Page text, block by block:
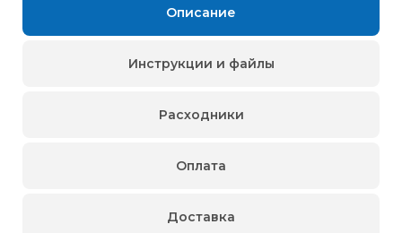
Описание
Инструкции и файлы
Расходники
Оплата
Доставка